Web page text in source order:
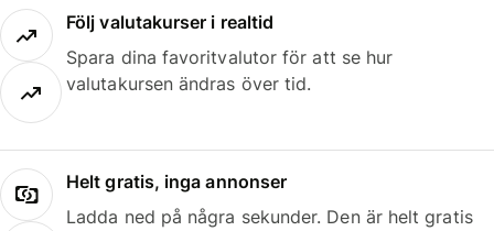
Följ valutakurser i realtid
Spara dina favoritvalutor för att se hur
valutakursen ändras över tid.
Helt gratis, inga annonser
Ladda ned på några sekunder. Den är helt gratis